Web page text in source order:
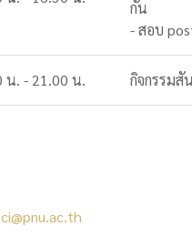
กัน
- สอบ
น. - 21.00 น. กิจกรรมสั